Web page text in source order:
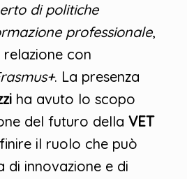
di politiche
professionale,
con
. La presenza
ha avuto lo scopo
del futuro della VET
il ruolo che può
di innovazione e di